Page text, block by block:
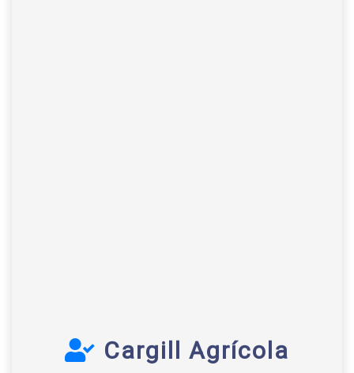
Cargill Agrícola